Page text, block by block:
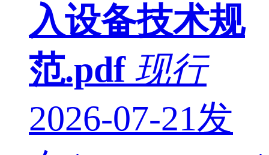
入设备技术规
范.pdf 现行
2026-07-21发